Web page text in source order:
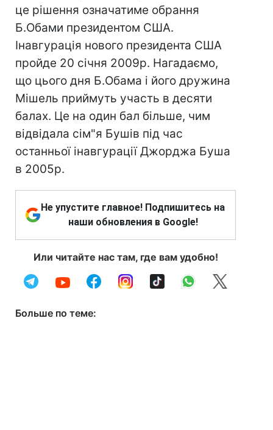
це рішення означатиме обрання
Б.Обами президентом США.
Інавгурація нового президента США
пройде 20 січня 2009р. Нагадаємо,
що цього дня Б.Обама і його дружина
Мішель приймуть участь в десяти
балах. Це на один бал більше, чим
відвідала сім"я Бушів під час
останньої інавгурації Джорджа Буша
в 2005р.
Не упустите главное! Подпишитесь на
наши обновления в Google!
Или читайте нас там, где вам удобно!
Больше по теме: